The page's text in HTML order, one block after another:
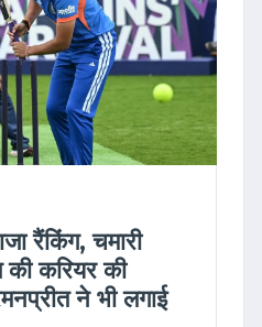
रैंकिंग, चमारी
करियर की
ने भी लगाई